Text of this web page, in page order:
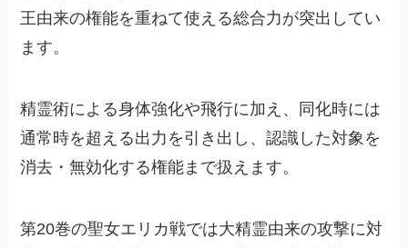
王由来の権能を重ねて使える総合力が突出してい
ます。
精霊術による身体強化や飛行に加え、同化時には
通常時を超える出力を引き出し、認識した対象を
消去・無効化する権能まで扱えます。
第20巻の聖女エリカ戦では大精霊由来の攻撃に対